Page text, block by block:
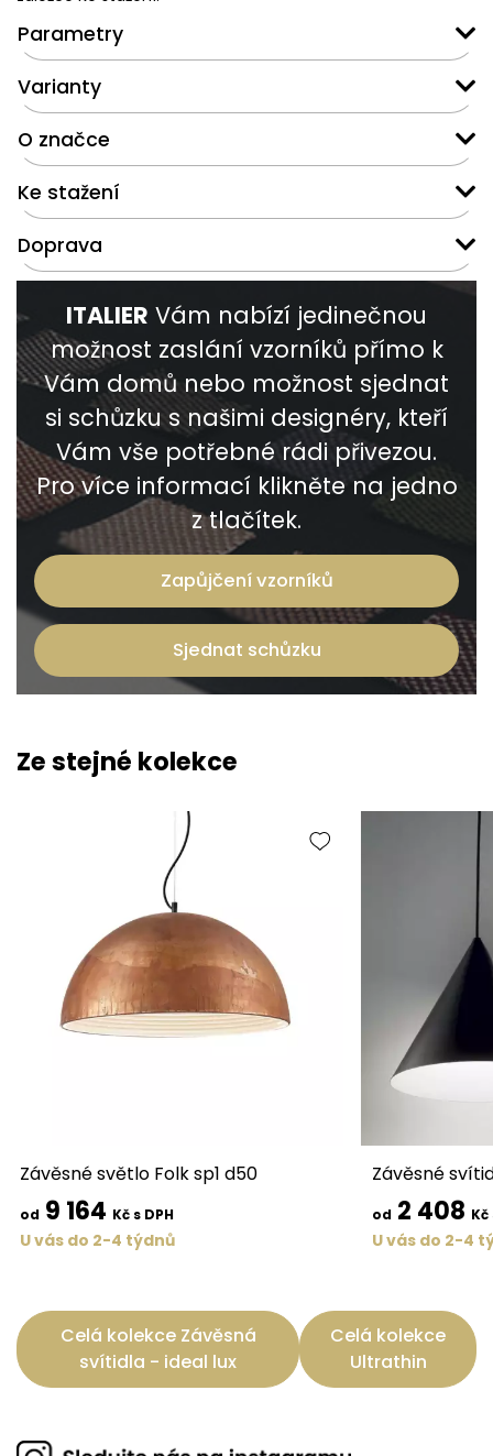
Parametry
Varianty
O značce
Ke stažení
Doprava
ITALIER Vám nabízí jedinečnou
možnost zaslání vzorníků přímo k
Vám domů nebo možnost sjednat
si schůzku s našimi designéry, kteří
Vám vše potřebné rádi přivezou.
Pro více informací klikněte na jedno
z tlačítek.
Zapůjčení vzorníků
Sjednat schůzku
Ze stejné kolekce
Závěsné světlo Folk sp1 d50
od 9 164 Kč s DPH
U vás do 2-4 týdnů
Závěsné
od 2 408 Kč
U vás do 2-4
Celá kolekce Závěsná
svítidla - ideal lux
Celá kolekce
Ultrathin